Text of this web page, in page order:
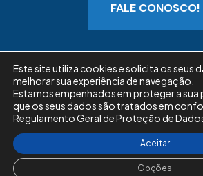
FALE CONOSCO!
Consultar DísticoLivro de
Copyright © 2026 VFauto.pt.
reservados.
Este site utiliza cookies e solicita os seus
melhorar sua experiência de navegação.
Estamos empenhados em proteger a sua
que os seus dados são tratados em
Regulamento Geral de Proteção de Dados
Aceitar
Opções